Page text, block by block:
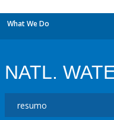
What We Do
NATL.